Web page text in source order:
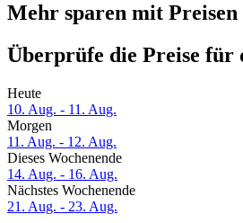
Mehr sparen mit
Überprüfe die Preise für
Heute
10. Aug. - 11. Aug.
Morgen
11. Aug. - 12. Aug.
Dieses Wochenende
14. Aug. - 16. Aug.
Nächstes Wochenende
21. Aug. - 23. Aug.